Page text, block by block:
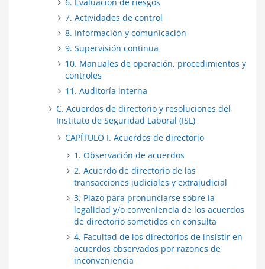
7. Actividades de control
8. Información y comunicación
9. Supervisión continua
10. Manuales de operación, procedimientos y
controles
11. Auditoría interna
C. Acuerdos de directorio y resoluciones del
Instituto de Seguridad Laboral (ISL)
CAPÍTULO I. Acuerdos de directorio
1. Observación de acuerdos
2. Acuerdo de directorio de las
transacciones judiciales y extrajudicial
3. Plazo para pronunciarse sobre la
legalidad y/o conveniencia de los acuerdos
de directorio sometidos en consulta
4. Facultad de los directorios de insistir en
acuerdos observados por razones de
inconveniencia